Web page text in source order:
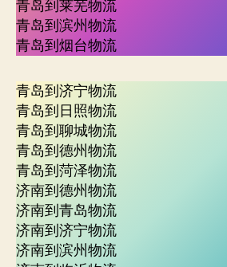
青岛到莱芜物流
青岛到滨州物流
青岛到烟台物流
青岛到济宁物流
青岛到日照物流
青岛到聊城物流
青岛到德州物流
青岛到菏泽物流
济南到德州物流
济南到青岛物流
济南到济宁物流
济南到滨州物流